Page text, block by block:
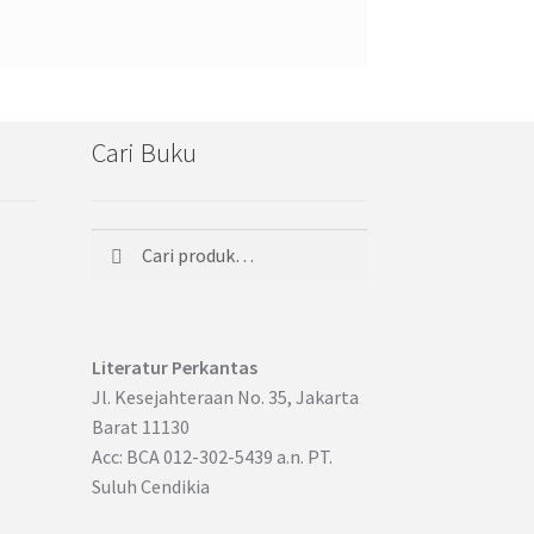
Cari Buku
Pencarian
Literatur Perkantas
Jl. Kesejahteraan No. 35, Jakarta
Barat 11130
Acc: BCA 012-302-5439 a.n. PT.
Suluh Cendikia